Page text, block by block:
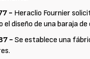
- Heraclio Fournier
el diseño de una baraja
- Se establece una